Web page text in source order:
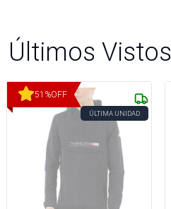
Últimos Vistos
51 %OFF
ÚLTIMA UNIDAD